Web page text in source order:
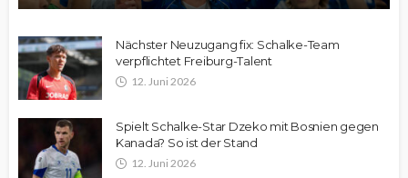
Nächster Neuzugang fix: Schalke-Team
verpflichtet Freiburg-Talent
12. Juni 2026
Spielt Schalke-Star Dzeko mit Bosnien gegen
Kanada? So ist der Stand
12. Juni 2026